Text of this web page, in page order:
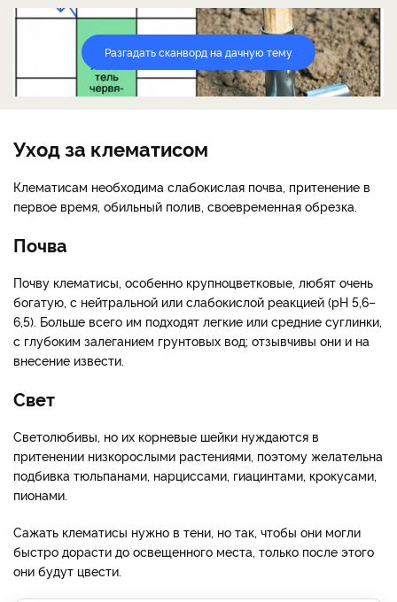
Разгадать сканворд на дачную тему
Уход за клематисом
Клематисам необходима слабокислая почва, притенение в
первое время, обильный полив, своевременная обрезка.
Почва
Почву клематисы, особенно крупноцветковые, любят очень
богатую, с нейтральной или слабокислой реакцией (рН 5,6–
6,5). Больше всего им подходят легкие или средние суглинки,
с глубоким залеганием грунтовых вод; отзывчивы они и на
внесение извести.
Свет
Светолюбивы, но их корневые шейки нуждаются в
притенении низкорослыми растениями, поэтому желательна
подбивка тюльпанами, нарциссами, гиацинтами, крокусами,
пионами.
Сажать клематисы нужно в тени, но так, чтобы они могли
быстро дорасти до освещенного места, только после этого
они будут цвести.